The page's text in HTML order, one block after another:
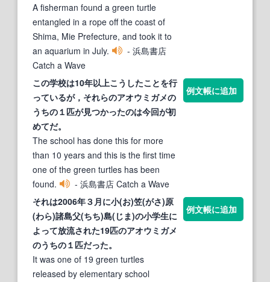
A fisherman found a green turtle
entangled in a rope off the coast of
Shima, Mie Prefecture, and took it to
an aquarium in July.
- 浜島書店
Catch a Wave
この学校は10年以上こうしたことを行
っているが，それらのアオウミガメの
うちの１匹が見つかったのは今回が初
めてだ。
The school has done this for more
than 10 years and this is the first time
one of the green turtles has been
found.
- 浜島書店 Catch a Wave
例文帳に追加
それは2006年３月に小(お)笠(がさ)原
(わら)諸島父(ちち)島(じま)の小学生に
よって放流された19匹のアオウミガメ
のうちの１匹だった。
It was one of 19 green turtles
released by elementary school
例文帳に追加